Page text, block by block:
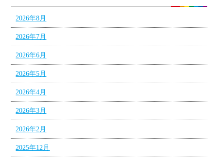
2026年8月
2026年7月
2026年6月
2026年5月
2026年4月
2026年3月
2026年2月
2025年12月